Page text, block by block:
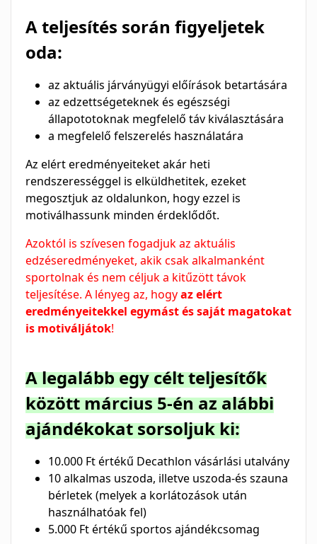
A teljesítés során figyeljetek
oda:
az aktuális járványügyi előírások betartására
az edzettségeteknek és egészségi
állapototoknak megfelelő táv kiválasztására
a megfelelő felszerelés használatára
Az elért eredményeiteket akár heti
rendszerességgel is elküldhetitek, ezeket
megosztjuk az oldalunkon, hogy ezzel is
motiválhassunk minden érdeklődőt.
Azoktól is szívesen fogadjuk az aktuális
edzéseredményeket, akik csak alkalmanként
sportolnak és nem céljuk a kitűzött távok
teljesítése. A lényeg az, hogyaz elért
eredményeitekkel egymást és saját magatokat
is motiváljátok!
A legalább egy célt teljesítők
között március 5-én az alábbi
ajándékokat sorsoljuk ki:
10.000 Ft értékű Decathlon vásárlási utalvány
10 alkalmas uszoda, illetve uszoda-és szauna
bérletek (melyek a korlátozások után
használhatóak fel)
5.000 Ft értékű sportos ajándékcsomag